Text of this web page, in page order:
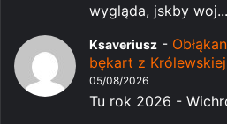
wygląda, jskby woj...
Ksaveriusz -
bękart z
05/08/2026
Tu rok 2026 -